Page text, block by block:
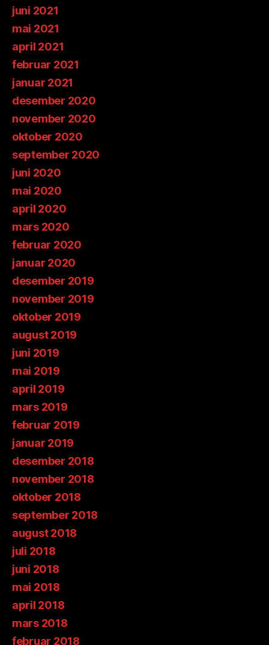
juni 2021
mai 2021
april 2021
februar 2021
januar 2021
desember 2020
november 2020
oktober 2020
september 2020
juni 2020
mai 2020
april 2020
mars 2020
februar 2020
januar 2020
desember 2019
november 2019
oktober 2019
august 2019
juni 2019
mai 2019
april 2019
mars 2019
februar 2019
januar 2019
desember 2018
november 2018
oktober 2018
september 2018
august 2018
juli 2018
juni 2018
mai 2018
april 2018
mars 2018
februar 2018